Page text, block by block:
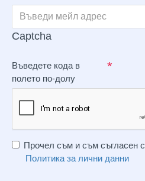
Captcha
Въведете кода в
полето по-долу
Прочел съм и съм съгласен с
Политика за лични данни